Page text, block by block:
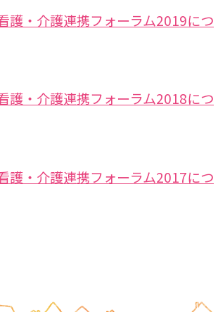
護・介護連携フォーラム2019につ
護・介護連携フォーラム2018につ
護・介護連携フォーラム2017につ